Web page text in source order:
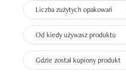
Liczba zużytych opakowań
Od kiedy używasz produktu
Gdzie został kupiony produkt